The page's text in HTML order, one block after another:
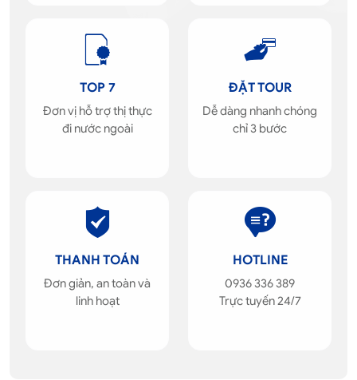
TOP 7
Đơn vị hỗ trợ thị thực
đi nước ngoài
ĐẶT TOUR
Dễ dàng nhanh chóng
chỉ 3 bước
THANH TOÁN
Đơn giản, an toàn và
linh hoạt
HOTLINE
0936 336 389
Trực tuyến 24/7